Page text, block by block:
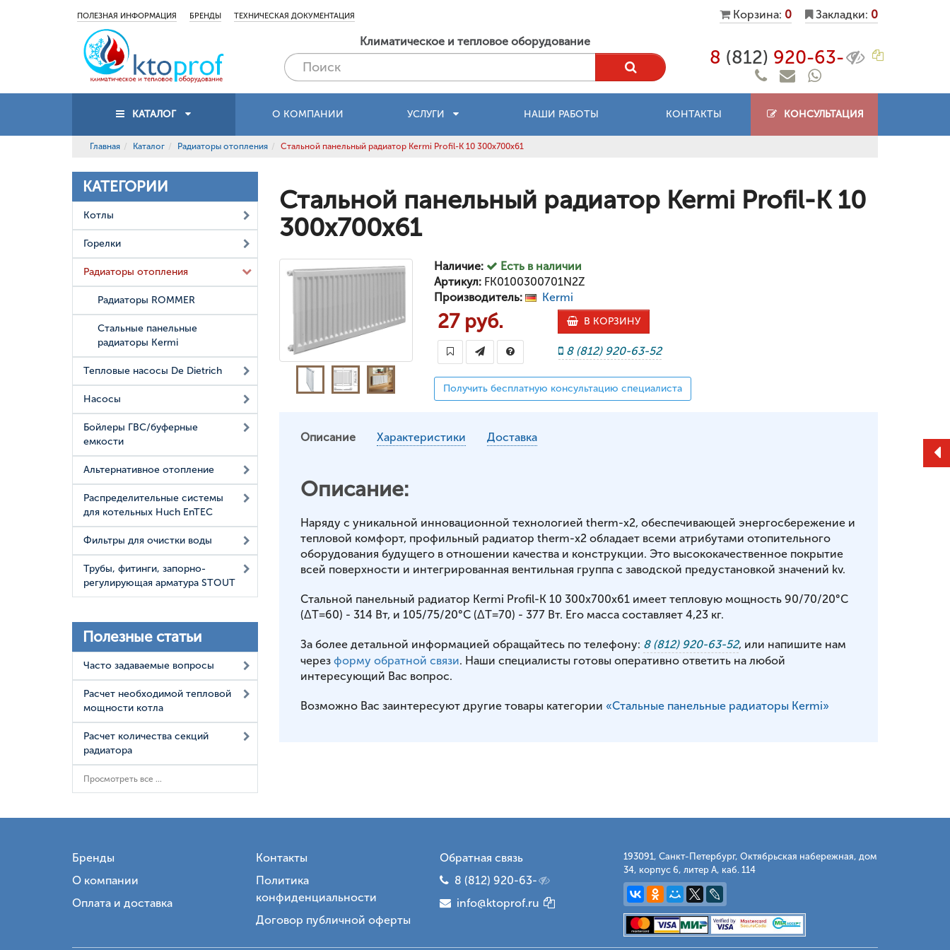
ПОЛЕЗНАЯ ИНФОРМАЦИЯ БРЕНДЫ ТЕХНИЧЕСКАЯ ДОКУМЕНТАЦИЯ Корзина: 0 Закладки: 0
Климатическое и тепловое оборудование
8 (812) 920-63-
КАТАЛОГ О КОМПАНИИ УСЛУГИ НАШИ РАБОТЫ КОНТАКТЫ КОНСУЛЬТАЦИЯ
Главная Каталог Радиаторы отопления Стальной панельный радиатор Kermi Profil-K 10 300x700x61
КАТЕГОРИИ
Котлы
Горелки
Радиаторы отопления
Радиаторы ROMMER
Стальные панельные
радиаторы Kermi
Тепловые насосы De Dietrich
Насосы
Бойлеры ГВС/буферные
емкости
Альтернативное отопление
Распределительные системы
для котельных Huch EnTEC
Фильтры для очистки воды
Трубы, фитинги, запорно-
регулирующая арматура STOUT
Полезные статьи
Часто задаваемые вопросы
Расчет необходимой тепловой
мощности котла
Расчет количества секций
радиатора
Просмотреть все ...
Стальной панельный радиатор Kermi Profil-K 10
300x700x61
Наличие:
Есть в наличии
Артикул:FK0100300701N2Z
Производитель:
Kermi
27 руб. В КОРЗИНУ
8 (812) 920-63-52
Получить бесплатную консультацию специалиста
Описание Характеристики Доставка
Описание:
Наряду с уникальной инновационной технологией therm-x2, обеспечивающей энергосбережение и
тепловой комфорт, профильный радиатор therm-x2 обладает всеми атрибутами отопительного
оборудования будущего в отношении качества и конструкции. Это высококачественное покрытие
всей поверхности и интегрированная вентильная группа с заводской предустановкой значений kv.
Стальной панельный радиатор Kermi Profil-K 10 300x700x61 имеет тепловую мощность 90/70/20°С
(ΔT=60) - 314 Вт, и 105/75/20°С (ΔT=70) - 377 Вт. Его масса составляет 4,23 кг.
За более детальной информацией обращайтесь по телефону: 8 (812) 920-63-52, или напишите нам
через форму обратной связи. Наши специалисты готовы оперативно ответить на любой
интересующий Вас вопрос.
Возможно Вас заинтересуют другие товары категории «Стальные панельные радиаторы Kermi»
Бренды
О компании
Оплата и доставка
Контакты
Политика
конфиденциальности
Договор публичной оферты
Обратная связь
8 (812) 920-63-
info@ktoprof.ru
193091, Санкт-Петербург, Октябрьская набережная, дом
34, корпус 6, литер А, каб. 114